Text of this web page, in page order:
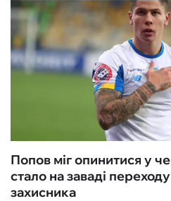
Попов міг опинитися у
стало на заваді
захисника